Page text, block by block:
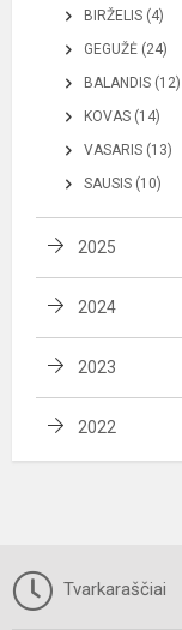
BIRŽELIS (4)
GEGUŽĖ (24)
BALANDIS (12)
KOVAS (14)
VASARIS (13)
SAUSIS (10)
2025
2024
2023
2022
Tvarkaraščiai